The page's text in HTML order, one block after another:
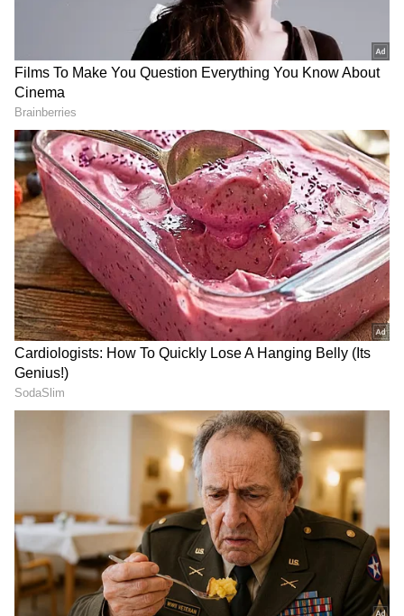
ಜೂ.14 ರಂದು ಫಿಲಿಡೆಲ್ಪಿಯಾದಲ್ಲಿ ನಡೆದ ಐವರಿಕೋಸ್ಟ್‌
ವಿರುದ್ಧದ ಪಂದ್ಯದ ವೇಳೆ ಈಕ್ವಡಾರ್‌ ತಂಡವನ್ನು ಬೆಂಬಲಿಸಿದ
ಯುವತಿ